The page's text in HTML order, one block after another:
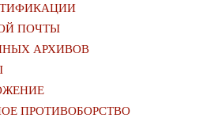
ПОЧТЫ
АРХИВОВ
ПРОТИВОБОРСТВО